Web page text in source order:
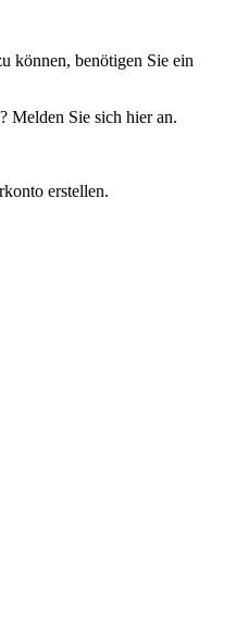
können, benötigen Sie ein
Melden Sie sich hier an.
erstellen.